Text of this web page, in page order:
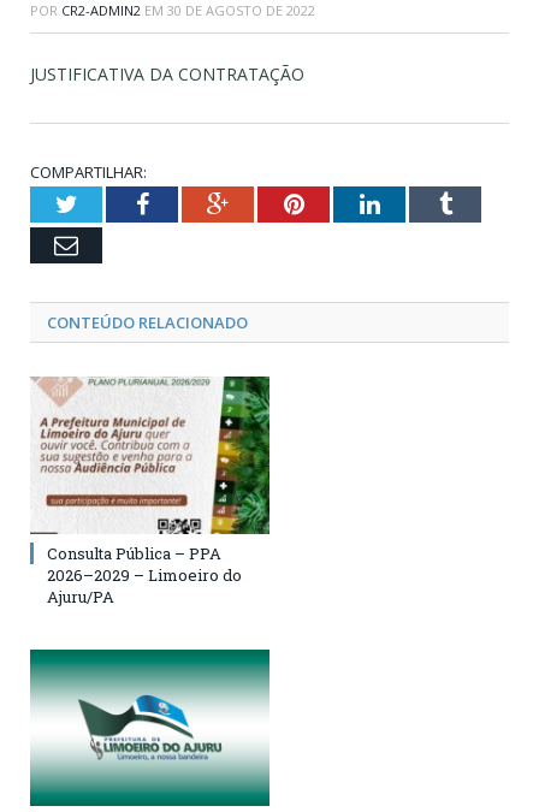
POR CR2-ADMIN2 EM 30 DE AGOSTO DE 2022
JUSTIFICATIVA DA CONTRATAÇÃO
COMPARTILHAR:
TwitterFacebookGoogle+PinterestLinkedInTumblr
Email
CONTEÚDO RELACIONADO
Consulta Pública – PPA
2026–2029 – Limoeiro do
Ajuru/PA